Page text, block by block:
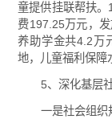
童提供挂联帮扶
费197.25万元，
养助学金共4.2万
地，儿童福利保障
5、深化基层
一是社会组织